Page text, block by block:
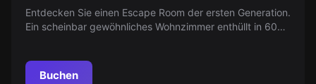
Entdecken Sie einen Escape Room der ersten Generation.
Ein scheinbar gewöhnliches Wohnzimmer enthüllt in 60
Buchen